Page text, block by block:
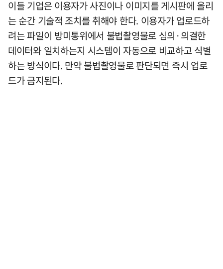
이들 기업은 이용자가 사진이나 이미지를 게시판에 올리
는 순간 기술적 조치를 취해야 한다. 이용자가 업로드하
려는 파일이 방미통위에서 불법촬영물로 심의·의결한
데이터와 일치하는지 시스템이 자동으로 비교하고 식별
하는 방식이다. 만약 불법촬영물로 판단되면 즉시 업로
드가 금지된다.